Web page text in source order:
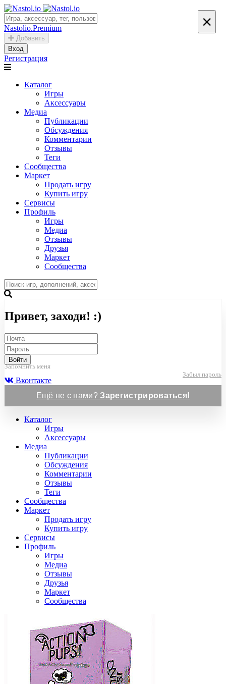
Nastolio.Premium
Добавить
Вход
Регистрация
Каталог
Игры
Аксессуары
Медиа
Публикации
Обсуждения
Комментарии
Отзывы
Теги
Сообщества
Маркет
Продать игру
Купить игру
Сервисы
Профиль
Игры
Медиа
Отзывы
Друзья
Маркет
Сообщества
×
Привет, заходи! :)
Войти
Запомнить меня
Забыл пароль
Вконтакте
Ещё не с нами?Зарегистрироваться!
Каталог
Игры
Аксессуары
Медиа
Публикации
Обсуждения
Комментарии
Отзывы
Теги
Сообщества
Маркет
Продать игру
Купить игру
Сервисы
Профиль
Игры
Медиа
Отзывы
Друзья
Маркет
Сообщества